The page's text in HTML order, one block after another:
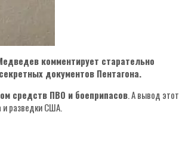
комментирует старательно
документов Пентагона.
средств ПВО и боеприпасов. А вывод этот
и разведки США.